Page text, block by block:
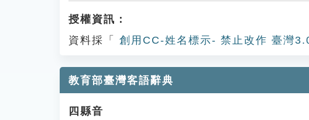
授權資訊：
資料採「
創用CC-姓名標示- 禁止改作 臺灣
教育部臺灣客語辭典
四縣音